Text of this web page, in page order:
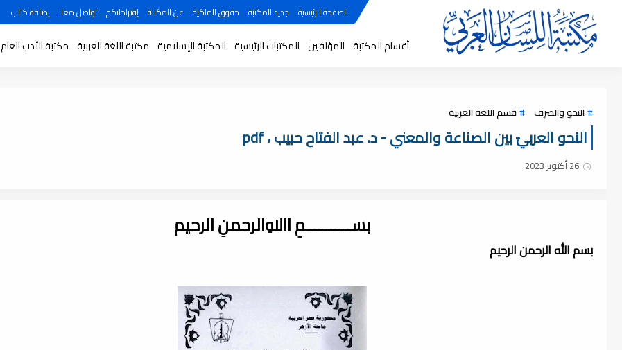
الصفحة الرئيسية جديد المكتبة حقوق الملكية عن المكتبة إقتراحاتكم تواصل معنا إضافة كتاب
أقسام المكتبة المؤلفين المكتبات الرئيسية المكتبة الإسلامية مكتبة اللغة العربية مكتبة الأدب العام
النحو والصرف قسم اللغة العربية
النحو العربيّ بين الصناعة والمعني - د. عبد الفتاح حبيب ، pdf
26 أكتوبر 2023
بســـــــــــمِ اﷲِالرحمنِ الرحيم
بسم الله الرحمن الرحيم